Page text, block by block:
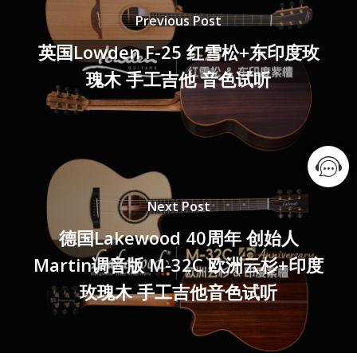
Previous Post
英国Lowden F-25 红雪松+东印度玫
瑰木 手工吉他 音色试听
Next Post
德国Lakewood 40周年 创始人
Martin调音版 M-32C 欧洲云杉+印度
玫瑰木 手工吉他音色试听